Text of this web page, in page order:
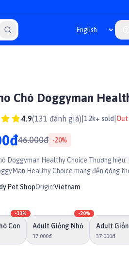
Chó Doggyman
4.9(131 đánh giá) 1.2k+ sold
46.000đ -20%
Choice Thương hiệu: Doggyman Dành cho: Chó mọi lứa tuổi Hạt
Healthy Choice mang đến dòng
Pet ShopOrigin:Vietnam
Con
-13%
Adult Giống Nhỏ
37.000đ
-20%
Adult
37.000đ